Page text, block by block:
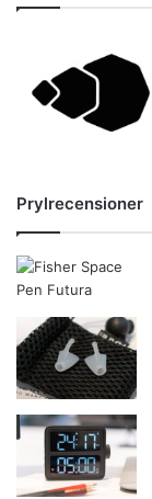
Prylrecensioner